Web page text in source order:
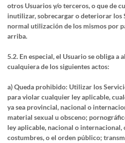
otros Usuarios y/o terceros, o que de
inutilizar, sobrecargar o deteriorar los
normal utilización de los mismos por
arriba.
5.2. En especial, el Usuario se obliga a
cualquiera de los siguientes actos:
a) Queda prohibido: Utilizar los
para violar cualquier ley aplicable,
ya sea provincial, nacional o
material sexual u obsceno;
ley aplicable, nacional o internacional,
costumbres, o el orden público;